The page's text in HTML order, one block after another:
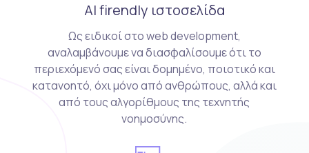
AI firendly ιστοσελίδα
Ως ειδικοί στο web development,
αναλαμβάνουμε να διασφαλίσουμε ότι το
περιεχόμενό σας είναι δομημένο, ποιοτικό και
κατανοητό, όχι μόνο από ανθρώπους, αλλά και
από τους αλγορίθμους της τεχνητής
νοημοσύνης.